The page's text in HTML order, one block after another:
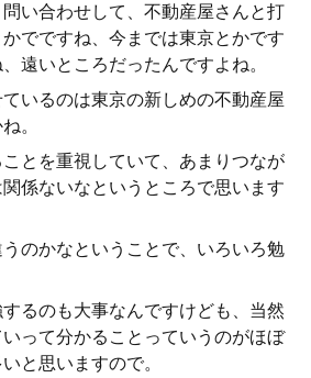
い合わせして、不動産屋さんと打
でですね、今までは東京とかです
遠いところだったんですよね。
いるのは東京の新しめの不動産屋
。
とを重視していて、あまりつなが
係ないなというところで思います
のかなということで、いろいろ勉
るのも大事なんですけども、当然
って分かることっていうのがほぼ
と思いますので。